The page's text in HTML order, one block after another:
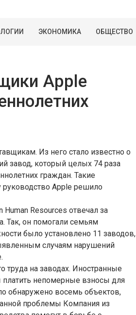
ЭКОНОМИКА ОБЩЕСТВО
Apple
Из него стало известно о
завод, который целых 74 раза
граждан. Такие
Apple решило
Resources отвечал за
Так, он помогали семьям
было установлено 11 заводов,
случаям нарушений
труда на заводах. Иностранные
платить непомерные взносы для
обнаружено восемь объектов,
проблемы Компания из